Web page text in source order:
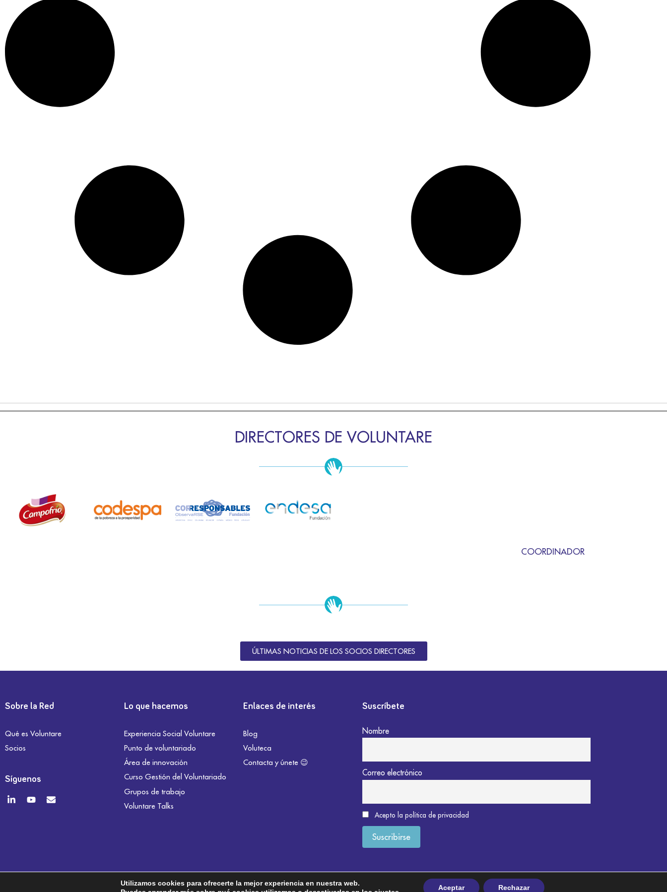
DIRECTORES DE VOLUNTARE
COORDINADOR
ÚLTIMAS NOTICIAS DE LOS SOCIOS DIRECTORES
Sobre la Red
Qué es Voluntare
Socios
Síguenos
Lo que hacemos
Experiencia Social Voluntare
Punto de voluntariado
Área de innovación
Curso Gestión del Voluntariado
Grupos de trabajo
Voluntare Talks
Enlaces de interés
Blog
Voluteca
Contacta y únete 😉
Suscríbete
Nombre
Correo electrónico
Acepto la política de privacidad
Utilizamos cookies para ofrecerte la mejor experiencia en nuestra web.
Aceptar Rechazar